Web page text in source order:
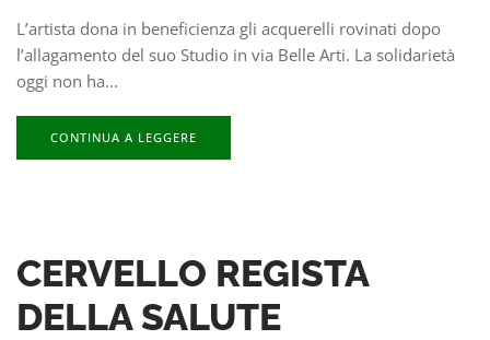
L’artista dona in beneficienza gli acquerelli rovinati dopo
l’allagamento del suo Studio in via Belle Arti. La solidarietà
oggi non ha...
CONTINUA A LEGGERE
CERVELLO REGISTA
DELLA SALUTE